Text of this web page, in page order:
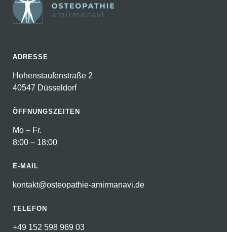
ADRESSE
Hohenstaufenstraße 2
40547 Düsseldorf
ÖFFNUNGSZEITEN
Mo – Fr.
8:00 – 18:00
E-MAIL
kontakt@osteopathie-amirmanavi.de
TELEFON
+49 152 598 969 03